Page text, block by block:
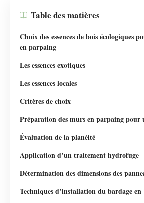
Table des matières
Choix des essences de bois écologiques
en parpaing
Les essences exotiques
Les essences locales
Critères de choix
Préparation des murs en parpaing pour
Évaluation de la planéité
Application d’un traitement hydrofuge
Détermination des dimensions des
Techniques d’installation du bardage en